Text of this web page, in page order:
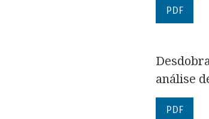
PDF
análise
PDF